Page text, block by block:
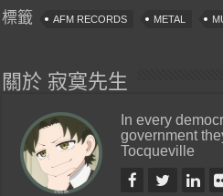
標籤 AFM RECORDS METAL
關於 寂寞先生
In every
government
Tocqueville